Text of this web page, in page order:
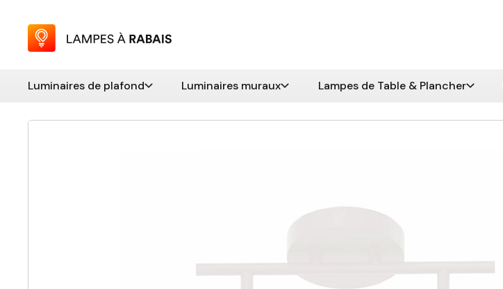
Luminaires de plafond Luminaires muraux Lampes de Table & Plancher